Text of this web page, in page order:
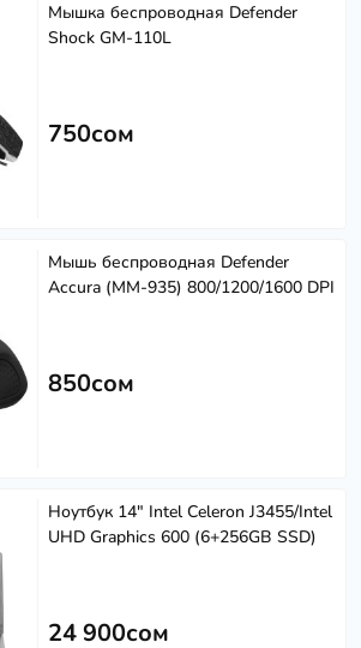
Мышка беспроводная Defender
Shock GM-110L
750сом
Мышь беспроводная Defender
Accura (MM-935) 800/1200/1600 DPI
850сом
Ноутбук 14" Intel Celeron J3455/Intel
UHD Graphics 600 (6+256GB SSD)
24 900сом
помочь?